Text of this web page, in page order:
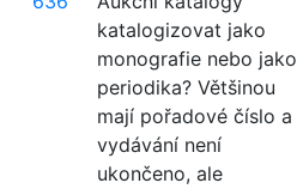
katalogizovat jako
monografie nebo jako
periodika? Většinou
mají pořadové číslo a
vydávání není
ukončeno, ale